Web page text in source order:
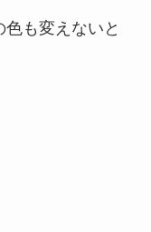
も変えないと